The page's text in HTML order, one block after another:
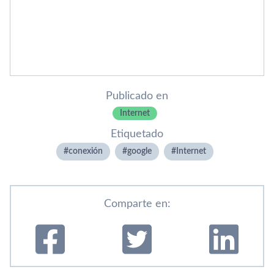
Publicado en
Internet
Etiquetado
conexión google Internet
Comparte en: